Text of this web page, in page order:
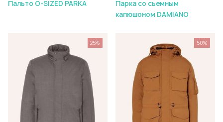
Пальто O-SIZED PARKA
Парка со съемным
капюшоном DAMIANO
25% 50%